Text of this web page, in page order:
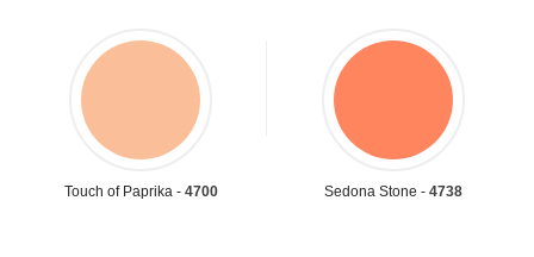
Touch of Paprika - 4700 Sedona Stone - 4738